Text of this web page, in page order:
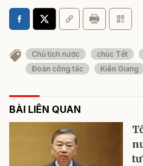
Chủ tịch nước chúc Tết
Đoàn công tác
Kiên Giang
BÀI LIÊN QUAN